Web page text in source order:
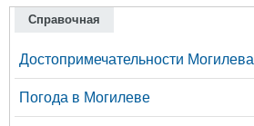
Справочная
Достопримечательности Могилева
Погода в Могилеве